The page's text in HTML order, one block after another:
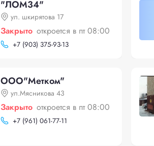
"ЛОМ34"
ул. шкирятова 17
Закрыто откроется в пт 08:00
+7 (903) 375-93-13
ООО"Mетком"
ул.Мясникова 43
Закрыто откроется в пт 08:00
+7 (961) 061-77-11